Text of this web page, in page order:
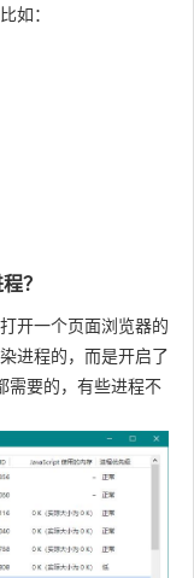
如：
？
开一个页面浏览器的
进程的，而是开启了
需要的，有些进程不